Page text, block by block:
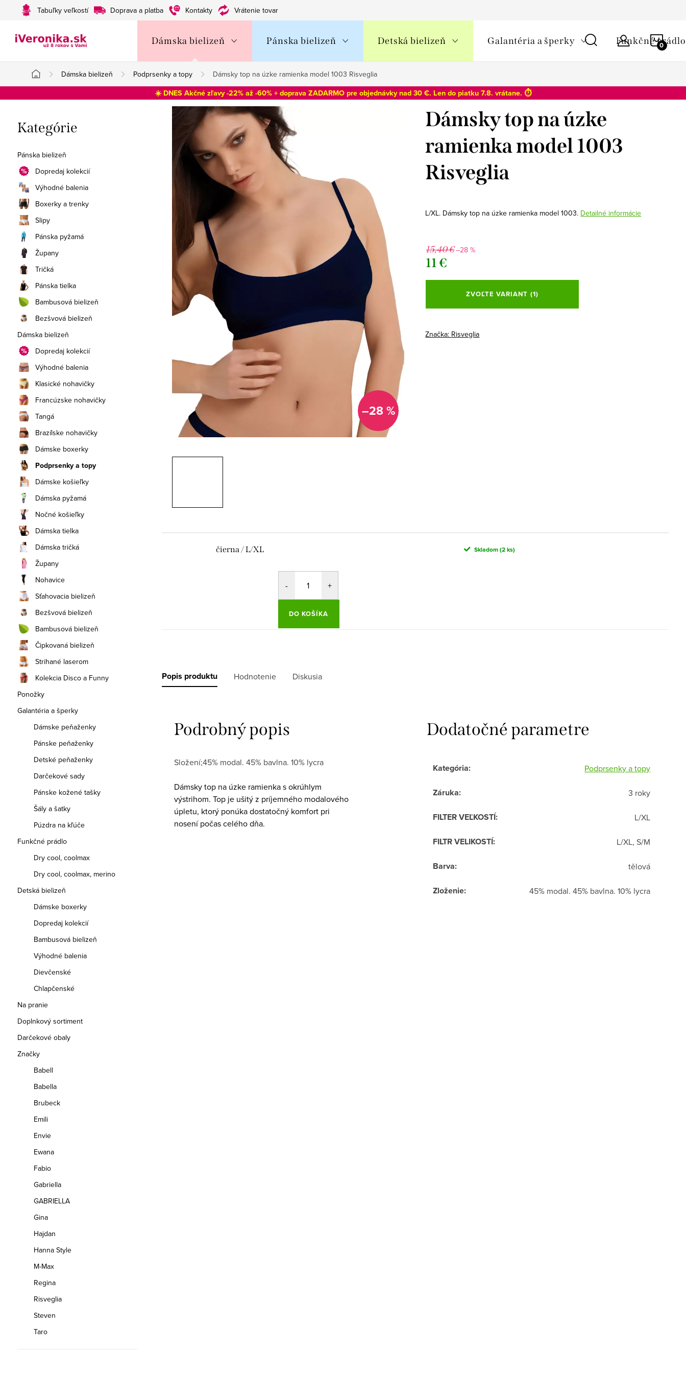
Tabuľky veľkostí Doprava a platba Kontakty Vrátenie tovaru
Dámska bielizeň Pánska bielizeň Detská bielizeň Galantéria a šperky Funkčné prádlo
Domov
Dámska bielizeň Podprsenky a topy Dámsky top na úzke ramienka model 1003 Risveglia
☀️ DNES Akčné zľavy -22% až -60% + doprava ZADARMO pre objednávky nad 30 €. Len do piatku 7.8. vrátane. ⏱️
o
č
n
ý
p
a
n
e
l
Preskočiť
kategórie
Kategórie
Pánska bielizeň
Dopredaj kolekcií
Výhodné balenia
Boxerky a trenky
Slipy
Pánska pyžamá
Župany
Tričká
Pánska tielka
Bambusová bielizeň
Bezšvová bielizeň
Dámska bielizeň
Dopredaj kolekcií
Výhodné balenia
Klasické nohavičky
Francúzske nohavičky
Tangá
Brazílske nohavičky
Dámske boxerky
Podprsenky a topy
Dámske košieľky
Dámska pyžamá
Nočné košieľky
Dámska tielka
Dámska tričká
Župany
Nohavice
Sťahovacia bielizeň
Bezšvová bielizeň
Bambusová bielizeň
Čipkovaná bielizeň
Strihané laserom
Kolekcia Disco a Funny
Ponožky
Galantéria a šperky
Dámske peňaženky
Pánske peňaženky
Detské peňaženky
Darčekové sady
Pánske kožené tašky
Šály a šatky
Púzdra na kľúče
Funkčné prádlo
Dry cool, coolmax
Dry cool, coolmax, merino
Detská bielizeň
Dámske boxerky
Dopredaj kolekcií
Bambusová bielizeň
Výhodné balenia
Dievčenské
Chlapčenské
Na pranie
Doplnkový sortiment
Darčekové obaly
Značky
Babell
Babella
Brubeck
Emili
Envie
Ewana
Fabio
Gabriella
GABRIELLA
Gina
Hajdan
Hanna Style
M-Max
Regina
Risveglia
Steven
Taro
–28 %
Dámsky top na úzke
ramienka model 1003
Risveglia
L/XL. Dámsky top na úzke ramienka model 1003. Detailné informácie
15,40 €–28 %
11 €
Jednotková
ZVOĽTE VARIANT (1)
Značka: Risveglia
čierna / L/XL Skladom(2 ks)
DO KOŠÍKA
Popis produktu Hodnotenie Diskusia
Podrobný popis
Složení;45% modal. 45% bavlna. 10% lycra
Dámsky top na úzke ramienka s okrúhlym
výstrihom. Top je ušitý z príjemného modalového
úpletu, ktorý ponúka dostatočný komfort pri
nosení počas celého dňa.
Dodatočné parametre
Kategória: Podprsenky a topy
Záruka: 3 roky
FILTER VEĽKOSTÍ: L/XL
FILTR VELIKOSTÍ: L/XL, S/M
Barva: tělová
Zloženie: 45% modal. 45% bavlna. 10% lycra